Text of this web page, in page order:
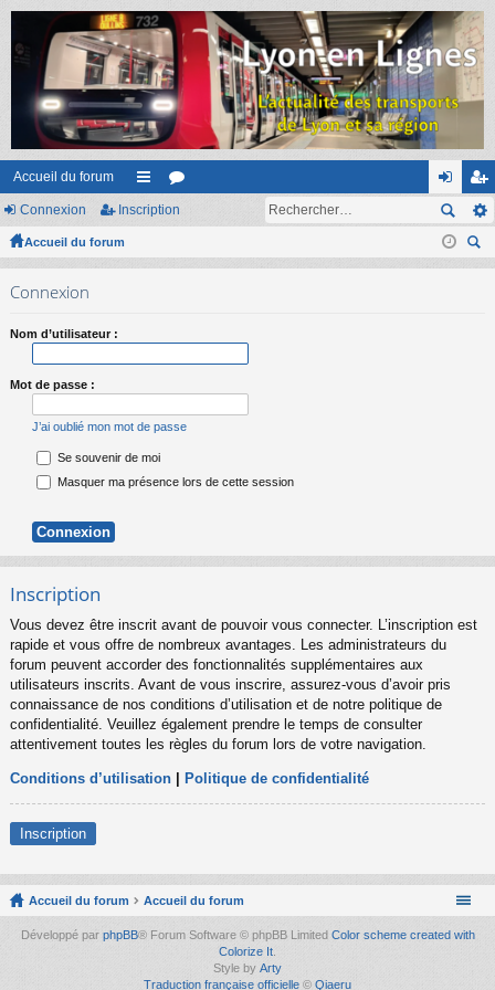
Accueil du forum
ac
s
or on
ne
ns
cri
Connexion Inscription
Accueil du forum
ec
Connexion
Nom d’utilisateur :
Mot de passe :
J’ai oublié mon mot de passe
Se souvenir de moi
Masquer ma présence lors de cette session
Inscription
Vous devez être inscrit avant de pouvoir vous connecter. L’inscription est
rapide et vous offre de nombreux avantages. Les administrateurs du
forum peuvent accorder des fonctionnalités supplémentaires aux
utilisateurs inscrits. Avant de vous inscrire, assurez-vous d’avoir pris
connaissance de nos conditions d’utilisation et de notre politique de
confidentialité. Veuillez également prendre le temps de consulter
attentivement toutes les règles du forum lors de votre navigation.
Conditions d’utilisation Politique de confidentialité
Inscription
Accueil du forum Accueil du forum
Développé par phpBB® Forum Software © phpBB Limited Color scheme created with
Colorize It.
Style by Arty
Traduction française officielle © Qiaeru